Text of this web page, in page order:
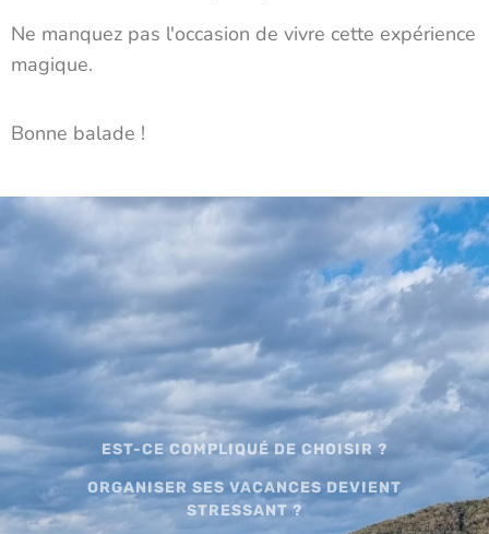
Ne manquez pas l'occasion de vivre cette expérience
magique.
Bonne balade !
EST-CE COMPLIQUÉ DE CHOISIR ?
ORGANISER SES VACANCES DEVIENT
STRESSANT ?